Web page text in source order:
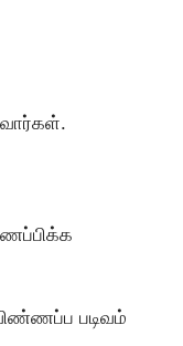
விண்ணப்ப படிவம்